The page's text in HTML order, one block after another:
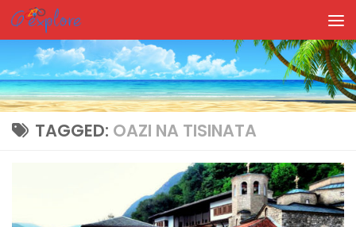
Skip to content
TAGGED: OAZI NA TISINATA